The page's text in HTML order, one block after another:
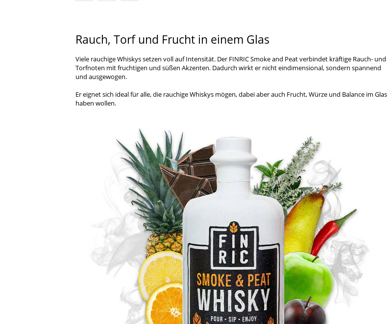
Rauch, Torf und Frucht in einem Glas
Viele rauchige Whiskys setzen voll auf Intensität. Der FINRIC Smoke and Peat verbindet kräftige Rauch- und
Torfnoten mit fruchtigen und süßen Akzenten. Dadurch wirkt er nicht eindimensional, sondern spannend
und ausgewogen.
Er eignet sich ideal für alle, die rauchige Whiskys mögen, dabei aber auch Frucht, Würze und Balance im Glas
haben wollen.